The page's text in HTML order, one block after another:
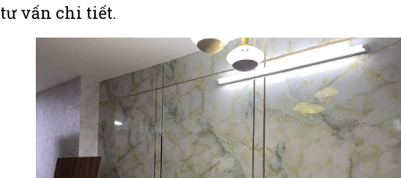
tư vấn chi tiết.